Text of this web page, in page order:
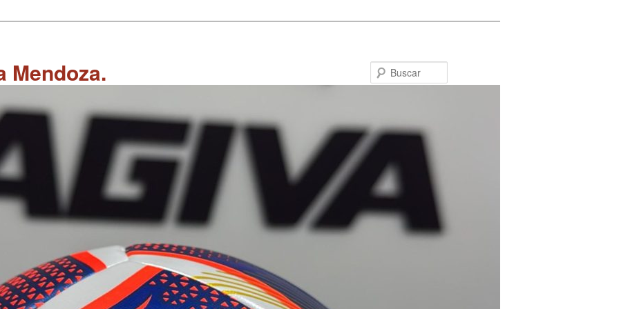
Mendoza.